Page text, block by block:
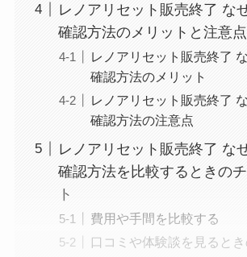
レノアリセット販売終了 な
確認方法のメリットと注意点
レノアリセット販売終了
確認方法のメリット
レノアリセット販売終了
確認方法の注意点
レノアリセット販売終了 な
確認方法を比較するときの
ト
費用や手間を比較する
口コミや体験談を見ると